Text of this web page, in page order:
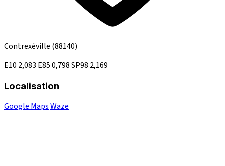
Contrexéville (88140)
E10 2,083 E850,798SP98 2,169
Localisation
Google MapsWaze